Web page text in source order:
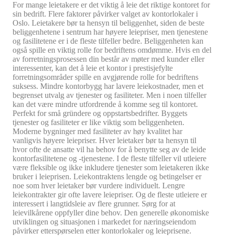
For mange leietakere er det viktig å leie det riktige kontoret for
sin bedrift. Flere faktorer påvirker valget av kontorlokaler i
Oslo. Leietakere bør ta hensyn til beliggenhet, siden de beste
beliggenhetene i sentrum har høyere leiepriser, men tjenestene
og fasilitetene er i de fleste tilfeller bedre. Beliggenheten kan
også spille en viktig rolle for bedriftens omdømme. Hvis en del
av forretningsprosessen din består av møter med kunder eller
interessenter, kan det å leie et kontor i prestisjefylte
forretningsområder spille en avgjørende rolle for bedriftens
suksess. Mindre kontorbygg har lavere leiekostnader, men et
begrenset utvalg av tjenester og fasiliteter. Men i noen tilfeller
kan det være mindre utfordrende å komme seg til kontoret.
Perfekt for små gründere og oppstartsbedrifter. Byggets
tjenester og fasiliteter er like viktig som beliggenheten.
Moderne bygninger med fasiliteter av høy kvalitet har
vanligvis høyere leiepriser. Hver leietaker bør ta hensyn til
hvor ofte de ansatte vil ha behov for å benytte seg av de leide
kontorfasilitetene og -tjenestene. I de fleste tilfeller vil utleiere
være fleksible og ikke inkludere tjenester som leietakeren ikke
bruker i leieprisen. Leiekontraktens lengde og betingelser er
noe som hver leietaker bør vurdere individuelt. Lengre
leiekontrakter gir ofte lavere leiepriser. Og de fleste utleiere er
interessert i langtidsleie av flere grunner. Sørg for at
leievilkårene oppfyller dine behov. Den generelle økonomiske
utviklingen og situasjonen i markedet for næringseiendom
påvirker etterspørselen etter kontorlokaler og leieprisene.